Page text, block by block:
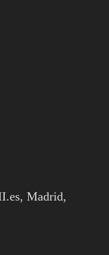
Madrid,